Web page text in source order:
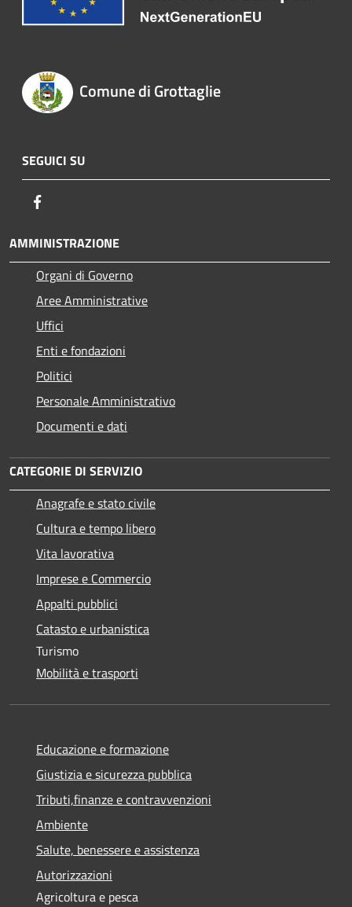
Comune di Grottaglie
SEGUICI SU
AMMINISTRAZIONE
Organi di Governo
Aree Amministrative
Uffici
Enti e fondazioni
Politici
Personale Amministrativo
Documenti e dati
CATEGORIE DI SERVIZIO
Anagrafe e stato civile
Cultura e tempo libero
Vita lavorativa
Imprese e Commercio
Appalti pubblici
Catasto e urbanistica
Turismo
Mobilità e trasporti
Educazione e formazione
Giustizia e sicurezza pubblica
Tributi,finanze e contravvenzioni
Ambiente
Salute, benessere e assistenza
Autorizzazioni
Agricoltura e pesca